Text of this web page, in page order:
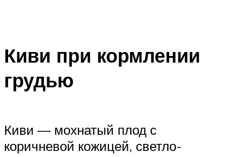
Киви при кормлении
грудью
Киви — мохнатый плод с
коричневой кожицей, светло-